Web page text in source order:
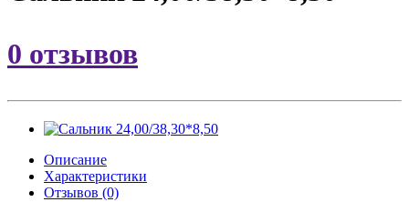
0 отзывов
Описание
Характеристики
Отзывов (0)